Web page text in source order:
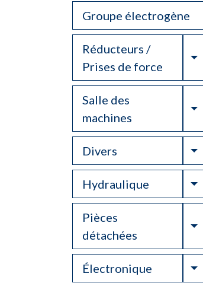
Groupe électrogène
Réducteurs /
Prises de force
Salle des
machines
Divers
Hydraulique
Pièces
détachées
Électronique